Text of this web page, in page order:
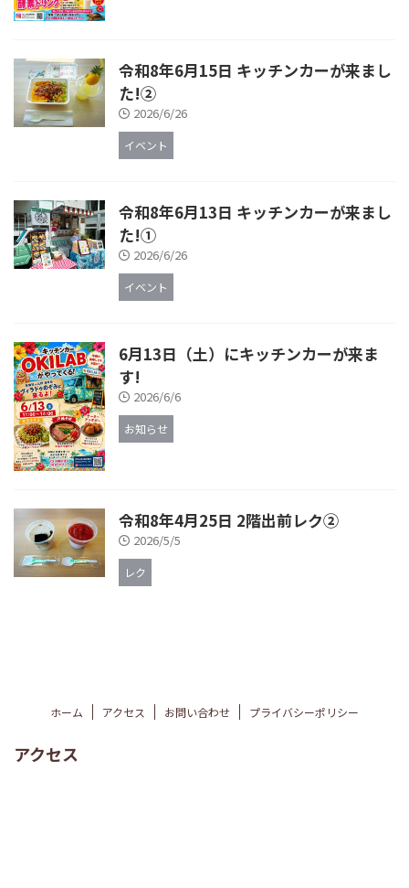
令和8年6月15日 キッチンカーが来まし
た!②
2026/6/26
イベント
令和8年6月13日 キッチンカーが来まし
た!①
2026/6/26
イベント
6月13日（土）にキッチンカーが来ま
す!
2026/6/6
お知らせ
令和8年4月25日 2階出前レク②
2026/5/5
レク
ホーム アクセス お問い合わせ プライバシーポリシー
アクセス